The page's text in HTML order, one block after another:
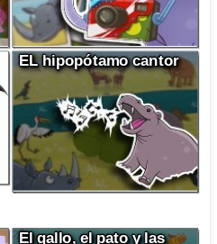
EL hipopótamo cantor
El gallo, el pato y las